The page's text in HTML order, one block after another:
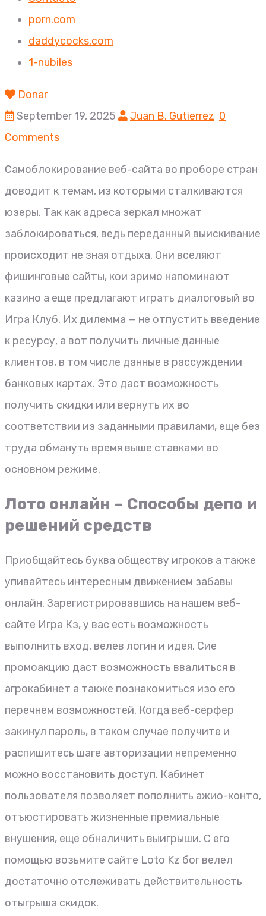
porn.com
daddycocks.com
1-nubiles
Donar
September 19, 2025
Juan B. Gutierrez 0
Comments
Самоблокирование веб-сайта во проборе стран
доводит к темам, из которыми сталкиваются
юзеры. Так как адреса зеркал множат
заблокироваться, ведь переданный выискивание
происходит не зная отдыха. Они вселяют
фишинговые сайты, кои зримо напоминают
казино а еще предлагают играть диалоговый во
Игра Клуб. Их дилемма — не отпустить введение
к ресурсу, а вот получить личные данные
клиентов, в том числе данные в рассуждении
банковых картах. Это даст возможность
получить скидки или вернуть их во
соответствии из заданными правилами, еще без
труда обмануть время выше ставками во
основном режиме.
Лото онлайн – Способы депо и
решений средств
Приобщайтесь буква обществу игроков а также
упивайтесь интересным движением забавы
онлайн. Зарегистрировавшись на нашем веб-
сайте Игра Кз, у вас есть возможность
выполнить вход, велев логин и идея. Сие
промоакцию даст возможность ввалиться в
агрокабинет а также познакомиться изо его
перечнем возможностей. Когда веб-серфер
закинул пароль, в таком случае получите и
распишитесь шаге авторизации непременно
можно восстановить доступ. Кабинет
пользователя позволяет пополнить ажио-конто,
отъюстировать жизненные премиальные
внушения, еще обналичить выигрыши. С его
помощью возьмите сайте Loto Kz бог велел
достаточно отслеживать действительность
отыгрыша скидок.